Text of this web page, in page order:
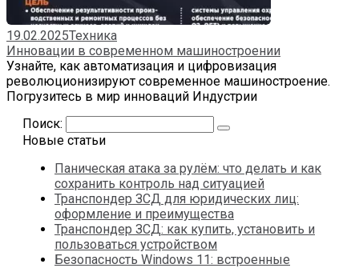
19.02.2025Техника
Инновации в современном машиностроении
Узнайте, как автоматизация и цифровизация
революционизируют современное машиностроение.
Погрузитесь в мир инноваций Индустрии
Поиск:
Новые статьи
Паническая атака за рулём: что делать и как
сохранить контроль над ситуацией
Транспондер ЗСД для юридических лиц:
оформление и преимущества
Транспондер ЗСД: как купить, установить и
пользоваться устройством
Безопасность Windows 11: встроенные